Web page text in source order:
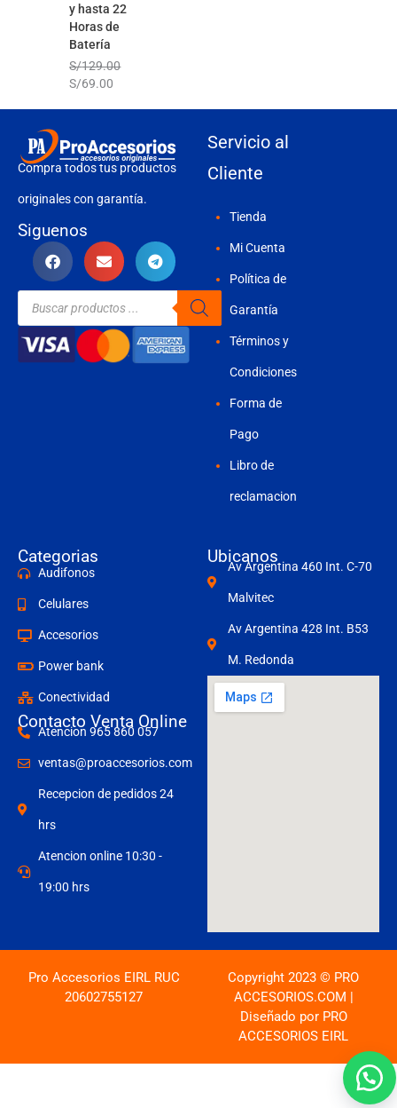
y hasta 22
Horas de
Batería
S/129.00
S/69.00
Compra todos tus productos
originales con garantía.
Siguenos
Búsqueda
productos
Servicio al
Cliente
Tienda
Mi Cuenta
Política de
Garantía
Términos y
Condiciones
Forma de
Pago
Libro de
reclamacion
Categorias
Audifonos
Celulares
Accesorios
Power bank
Conectividad
Contacto Venta Online
Atencion 965 860 057
ventas@proaccesorios.com
Recepcion de pedidos 24
hrs
Atencion online 10:30 -
19:00 hrs
Ubicanos
Av Argentina 460 Int. C-70
Malvitec
Av Argentina 428 Int. B53
M. Redonda
Pro Accesorios EIRL RUC
20602755127
Copyright 2023 © PRO
ACCESORIOS.COM |
Diseñado por PRO
ACCESORIOS EIRL